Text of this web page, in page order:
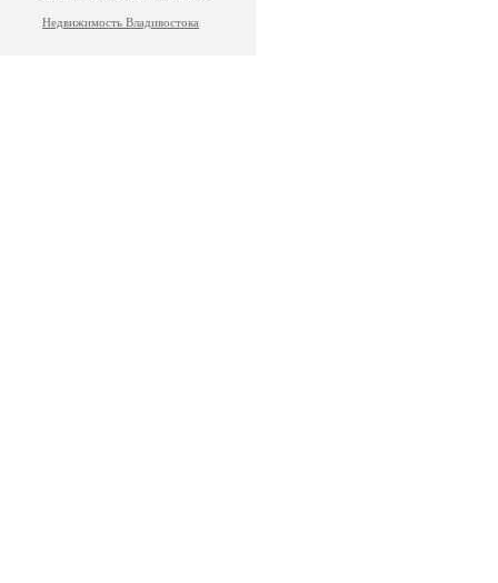
Недвижимость Владивостока